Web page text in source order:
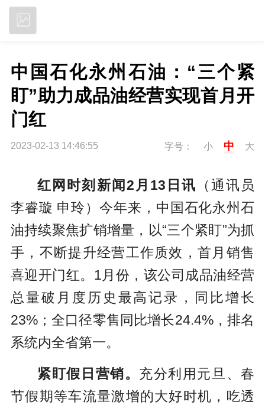
中国石化永州石油：“三个紧
盯”助力成品油经营实现首月开
门红
2023-02-13 14:46:55 字号： 小 中 大
红网时刻新闻2月13日讯 （通讯员
李睿璇 申玲）今年来，中国石化永州石
油持续聚焦扩销增量，以“三个紧盯”为抓
手，不断提升经营工作质效，首月销售
喜迎开门红。1月份，该公司成品油经营
总量破月度历史最高记录，同比增长
23%；全口径零售同比增长24.4%，排名
系统内全省第一。
紧盯假日营销。 充分利用元旦、春
节假期等车流量激增的大好时机，吃透